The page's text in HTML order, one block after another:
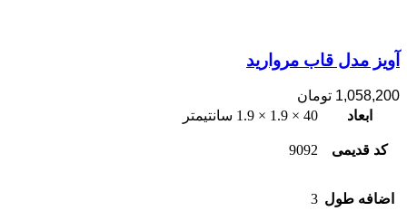
آویز مدل قاب مروارید
1,058,200 تومان
ابعاد
40 × 1.9 × 1.9 سانتیمتر
کد قدیمی 9092
اضافه طول 3